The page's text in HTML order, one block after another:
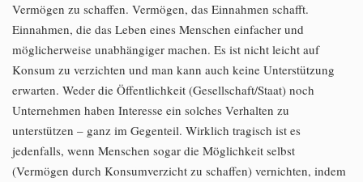
Vermögen zu schaffen. Vermögen, das Einnahmen schafft.
Einnahmen, die das Leben eines Menschen einfacher und
möglicherweise unabhängiger machen. Es ist nicht leicht auf
Konsum zu verzichten und man kann auch keine Unterstützung
erwarten. Weder die Öffentlichkeit (Gesellschaft/Staat) noch
Unternehmen haben Interesse ein solches Verhalten zu
unterstützen – ganz im Gegenteil. Wirklich tragisch ist es
jedenfalls, wenn Menschen sogar die Möglichkeit selbst
(Vermögen durch Konsumverzicht zu schaffen) vernichten, indem